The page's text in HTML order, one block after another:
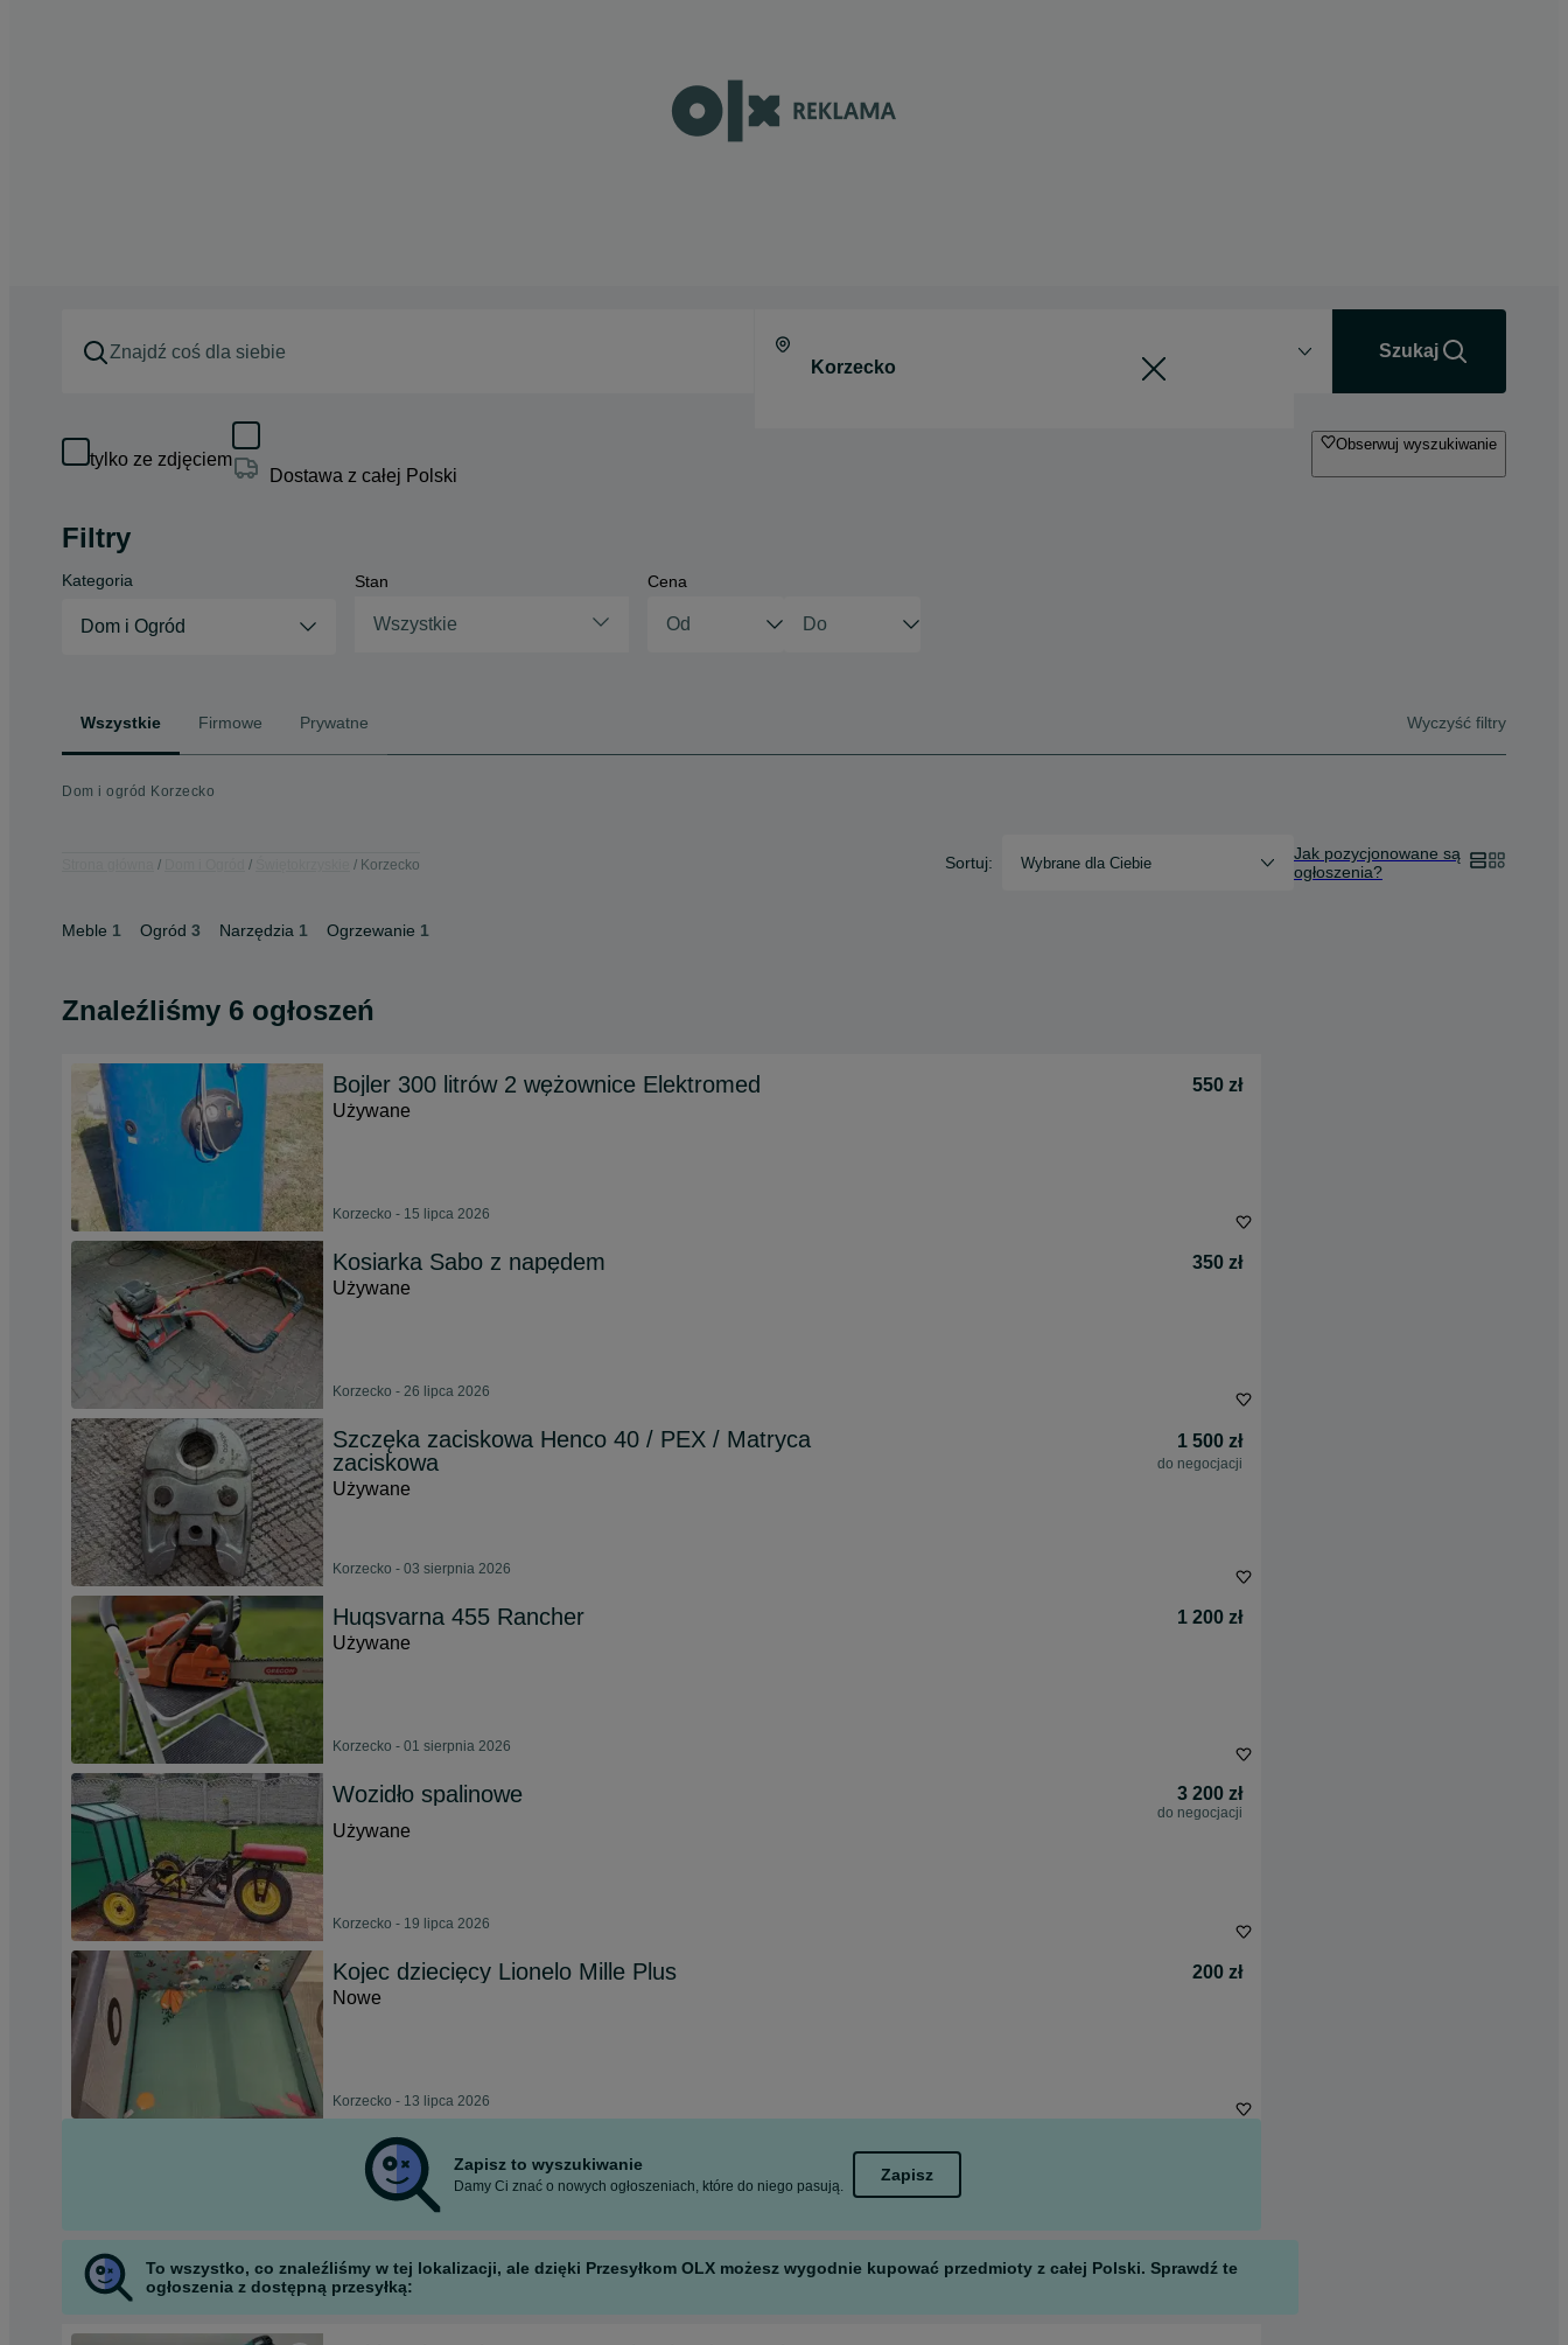
Szukaj
tylko ze zdjęciem
Dostawa z całej Polski
Obserwuj wyszukiwanie
Filtry
Kategoria
Dom i Ogród
Stan
Wszystkie
Cena
Wszystkie Firmowe Prywatne Wyczyść filtry
Dom i ogród Korzecko
Korzecko Sortuj: Wybrane dla Ciebie
Jak pozycjonowane są
ogłoszenia?
Meble 1 Ogród 3 Narzędzia 1 Ogrzewanie 1
Znaleźliśmy 6 ogłoszeń
Bojler 300 litrów 2 wężownice Elektromed
550 zł
Używane
Korzecko - 15 lipca 2026
Kosiarka Sabo z napędem
350 zł
Używane
Korzecko - 26 lipca 2026
Szczęka zaciskowa Henco 40 / PEX / Matryca
zaciskowa
1 500 zł
do negocjacji
Używane
Korzecko - 03 sierpnia 2026
Huqsvarna 455 Rancher
1 200 zł
Używane
Korzecko - 01 sierpnia 2026
Wozidło spalinowe 3 200 zł
do negocjacji
Używane
Korzecko - 19 lipca 2026
Kojec dziecięcy Lionelo Mille Plus
200 zł
Nowe
Korzecko - 13 lipca 2026
Zapisz to wyszukiwanie
Damy Ci znać o nowych ogłoszeniach, które do niego pasują.
Zapisz
To wszystko, co znaleźliśmy w tej lokalizacji, ale dzięki Przesyłkom OLX możesz wygodnie kupować przedmioty z całej Polski. Sprawdź te
ogłoszenia z dostępną przesyłką: